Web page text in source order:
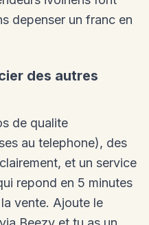
depenser un franc en
des autres
de qualite
au telephone), des
et un service
repond en 5 minutes
vente. Ajoute le